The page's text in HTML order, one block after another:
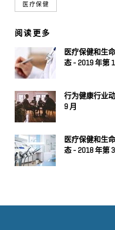
医疗保健
阅读更多
医疗保健和生
态 - 2019 年第
行为健康行业
9 月
医疗保健和生
态 - 2018 年第